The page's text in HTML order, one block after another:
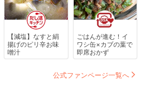
【減塩】なすと絹
揚げのピリ辛お味
噌汁
ごはんが進む！イ
ワシ缶×カブの葉で
即席おかず
公式ファンページ一覧へ